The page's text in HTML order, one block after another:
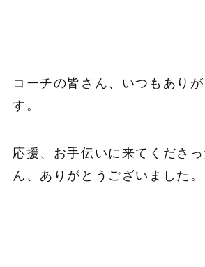
コーチの皆さん、いつもあり
す。
応援、お手伝いに来てくださ
ん、ありがとうございました。